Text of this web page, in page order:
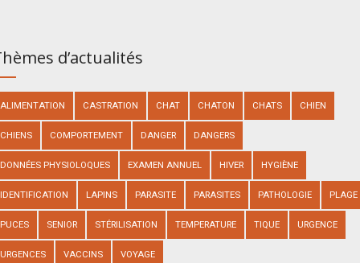
d’actualités
ALIMENTATION CASTRATION CHAT CHATON CHATS CHIEN
CHIENS COMPORTEMENT DANGER DANGERS
DONNÉES PHYSIOLOQUES EXAMEN ANNUEL HIVER HYGIÈNE
IDENTIFICATION LAPINS PARASITE PARASITES PATHOLOGIE PLAGE
PUCES SENIOR STÉRILISATION TEMPERATURE TIQUE URGENCE
URGENCES VACCINS VOYAGE